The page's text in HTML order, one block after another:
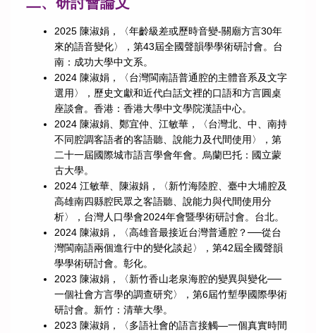
2025 陳淑娟，〈年齡級差或歷時音變-關廟方言30年
來的語音變化〉，第43屆全國聲韻學學術研討會。台
南：成功大學中文系。
2024 陳淑娟，〈台灣閩南語普通腔的主體音系及文字
選用〉，歷史文獻和近代白話文裡的口語和方言圓桌
座談會。香港：香港大學中文學院漢語中心。
2024 陳淑娟、鄭宜仲、江敏華，〈台灣北、中、南持
不同腔調客語者的客語聽、說能力及代間使用〉，第
二十一屆國際城市語言學會年會。烏蘭巴托：國立蒙
古大學。
2024 江敏華、陳淑娟，〈新竹海陸腔、臺中大埔腔及
高雄南四縣腔民眾之客語聽、說能力與代間使用分
析〉，台灣人口學會2024年會暨學術研討會。台北。
2024 陳淑娟，〈高雄音最接近台灣普通腔？──從台
灣閩南語兩個進行中的變化談起〉，第42屆全國聲韻
學學術研討會。彰化。
2023 陳淑娟，〈新竹香山老泉海腔的變異與變化──
一個社會方言學的調查研究〉，第6屆竹塹學國際學術
研討會。新竹：清華大學。
2023 陳淑娟，〈多語社會的語言接觸—一個真實時間